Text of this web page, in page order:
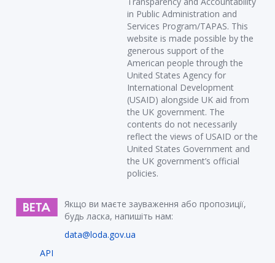
in Public Administration and
Services Program/TAPAS. This
website is made possible by the
generous support of the
American people through the
United States Agency for
International Development
(USAID) alongside UK aid from
the UK government. The
contents do not necessarily
reflect the views of USAID or the
United States Government and
the UK government’s official
policies.
Якщо ви маєте зауваження або пропозиції,
будь ласка, напишіть нам:
data@loda.gov.ua
API